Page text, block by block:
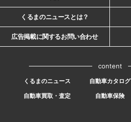
くるまのニュースとは？
広告掲載に関するお問い合わせ
content
くるまのニュース 自動車カタログ
自動車買取・査定
自動車保険